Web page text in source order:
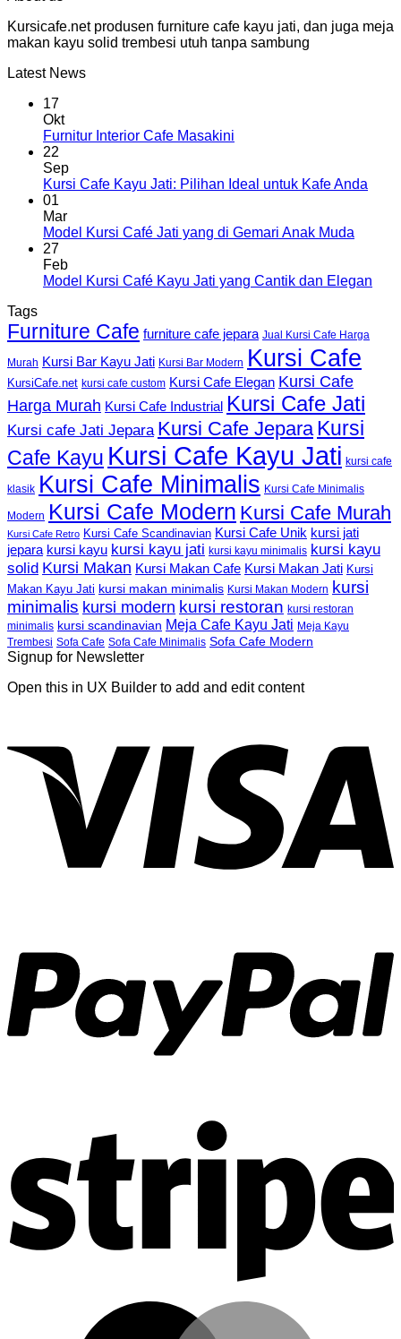
Kursicafe.net produsen furniture cafe kayu jati, dan juga meja
makan kayu solid trembesi utuh tanpa sambung
Latest News
17
Okt
Furnitur Interior Cafe Masakini
22
Sep
Kursi Cafe Kayu Jati: Pilihan Ideal untuk Kafe Anda
01
Mar
Model Kursi Café Jati yang di Gemari Anak Muda
27
Feb
Model Kursi Café Kayu Jati yang Cantik dan Elegan
Tags
Furniture Cafe furniture cafe jepara Jual Kursi Cafe Harga
Murah Kursi Bar Kayu Jati Kursi Bar Modern Kursi Cafe
KursiCafe.net kursi cafe custom Kursi Cafe Elegan Kursi Cafe
Harga Murah Kursi Cafe Industrial Kursi Cafe Jati
Kursi cafe Jati Jepara Kursi Cafe Jepara Kursi
Cafe Kayu Kursi Cafe Kayu Jati kursi cafe
klasik Kursi Cafe Minimalis Kursi Cafe Minimalis
Modern Kursi Cafe Modern Kursi Cafe Murah
Kursi Cafe Retro Kursi Cafe Scandinavian Kursi Cafe Unik kursi jati
jepara kursi kayu kursi kayu jati kursi kayu minimalis kursi kayu
solid Kursi Makan Kursi Makan Cafe Kursi Makan Jati Kursi
Makan Kayu Jati kursi makan minimalis Kursi Makan Modern kursi
minimalis kursi modern kursi restoran kursi restoran
minimalis kursi scandinavian Meja Cafe Kayu Jati Meja Kayu
Trembesi Sofa Cafe Sofa Cafe Minimalis Sofa Cafe Modern
Signup for Newsletter
Open this in UX Builder to add and edit content